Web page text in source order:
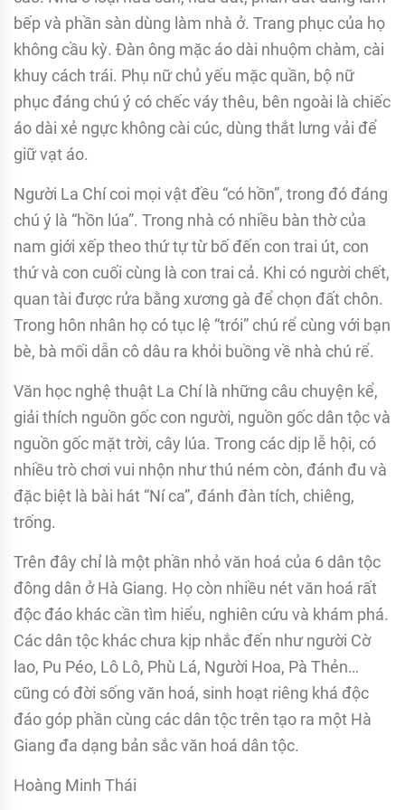
bếp và phần sàn dùng làm nhà ở. Trang phục của họ
không cầu kỳ. Đàn ông mặc áo dài nhuộm chàm, cài
khuy cách trái. Phụ nữ chủ yếu mặc quần, bộ nữ
phục đáng chú ý có chếc váy thêu, bên ngoài là chiếc
áo dài xẻ ngực không cài cúc, dùng thắt lưng vải để
giữ vạt áo.
Người La Chí coi mọi vật đều “có hồn”, trong đó đáng
chú ý là “hồn lúa”. Trong nhà có nhiều bàn thờ của
nam giới xếp theo thứ tự từ bố đến con trai út, con
thứ và con cuối cùng là con trai cả. Khi có người chết,
quan tài được rửa bằng xương gà để chọn đất chôn.
Trong hôn nhân họ có tục lệ “trói” chú rể cùng với bạn
bè, bà mối dẫn cô dâu ra khỏi buồng về nhà chú rể.
Văn học nghệ thuật La Chí là những câu chuyện kể,
giải thích nguồn gốc con người, nguồn gốc dân tộc và
nguồn gốc mặt trời, cây lúa. Trong các dịp lễ hội, có
nhiều trò chơi vui nhộn như thú ném còn, đánh đu và
đặc biệt là bài hát “Ní ca”, đánh đàn tích, chiêng,
trống.
Trên đây chỉ là một phần nhỏ văn hoá của 6 dân tộc
đông dân ở Hà Giang. Họ còn nhiều nét văn hoá rất
độc đáo khác cần tìm hiểu, nghiên cứu và khám phá.
Các dân tộc khác chưa kịp nhắc đến như người Cờ
lao, Pu Péo, Lô Lô, Phù Lá, Người Hoa, Pà Thẻn…
cũng có đời sống văn hoá, sinh hoạt riêng khá độc
đáo góp phần cùng các dân tộc trên tạo ra một Hà
Giang đa dạng bản sắc văn hoá dân tộc.
Hoàng Minh Thái